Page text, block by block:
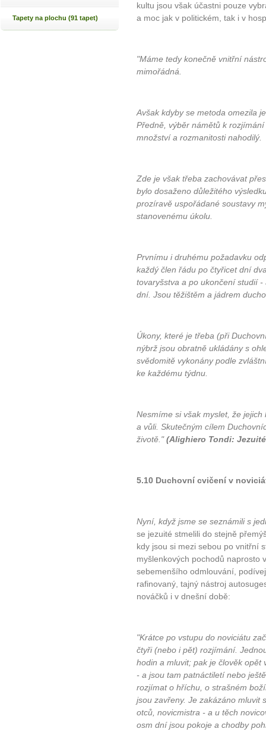
10 tipů
...
Jak mít více energie
Jak vnést do života
Jak být šťastnější
Tapety na plochu (91 tapet)
kultu jsou však účastni pouze
a moc jak v politickém, tak i v
"Máme tedy konečně vnitřní
mimořádná.
Avšak kdyby se metoda omezila
Předně, výběr námětů k
množství a rozmanitosti nahodilý.
Zde je však třeba zachovávat
bylo dosaženo důležitého
prozíravě uspořádané soustavy
stanovenému úkolu.
Prvnímu i druhému požadavku
každý člen řádu po čtyřicet dní
tovaryšstva a po ukončení studií
dní. Jsou těžištěm a jádrem
Úkony, které je třeba (při
nýbrž jsou obratně ukládány s
svědomitě vykonány podle
ke každému týdnu.
Nesmíme si však myslet, že
a vůli. Skutečným cílem
životě."(Alighiero Tondi:
5.10 Duchovní cvičení v
Nyní, když jsme se seznámili s
se jezuité stmelili do stejně
kdy jsou si mezi sebou po vnitřní
myšlenkových pochodů naprosto
sebemenšího odmlouvání,
rafinovaný, tajný nástroj
nováčků i v dnešní době:
"Krátce po vstupu do noviciátu
čtyři (nebo i pět) rozjímání.
hodin a mluvit; pak je člověk opět
- a jsou tam patnáctiletí nebo
rozjímat o hříchu, o strašném
jsou zavřeny. Je zakázáno mluvit
otců, novicmistra - a u těch
osm dní jsou pokoje a chodby